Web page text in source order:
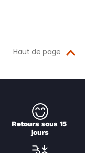
Haut de page
Retours sous 15
jours